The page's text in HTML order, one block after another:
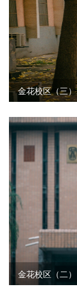
金花校区（三）
金花校区（二）